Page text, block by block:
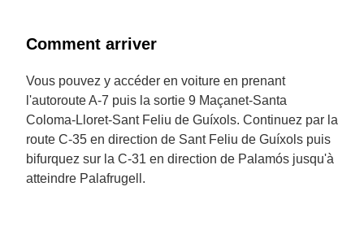
Comment arriver
Vous pouvez y accéder en voiture en prenant
l'autoroute A-7 puis la sortie 9 Maçanet-Santa
Coloma-Lloret-Sant Feliu de Guíxols. Continuez par la
route C-35 en direction de Sant Feliu de Guíxols puis
bifurquez sur la C-31 en direction de Palamós jusqu'à
atteindre Palafrugell.